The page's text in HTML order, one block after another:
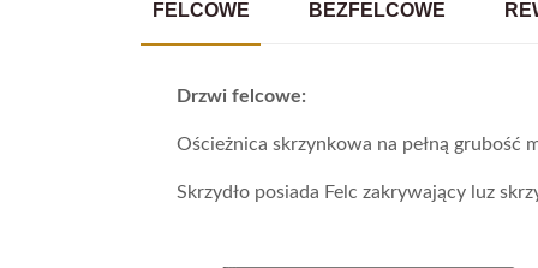
FELCOWE BEZFELCOWE
Drzwi felcowe:
Ościeżnica skrzynkowa na pełną grubość
Skrzydło posiada Felc zakrywający luz